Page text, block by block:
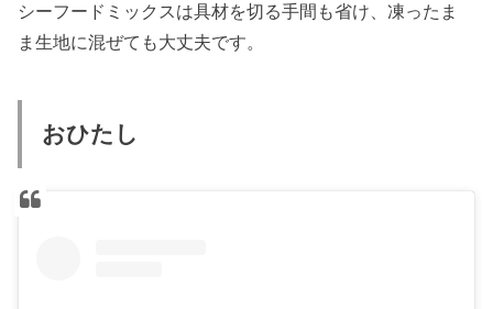
シーフードミックスは具材を切る手間も省け、凍ったま
ま生地に混ぜても大丈夫です。
おひたし